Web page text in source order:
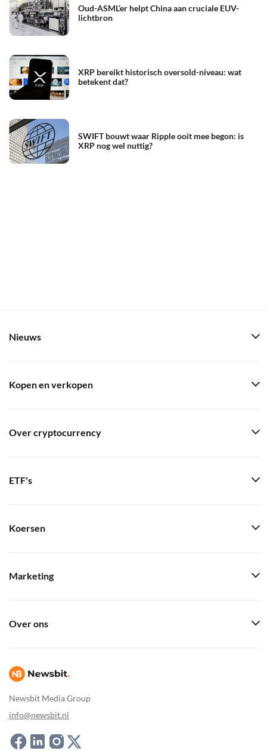
Oud-ASML’er helpt China aan cruciale EUV-
lichtbron
XRP bereikt historisch oversold-niveau: wat
betekent dat?
SWIFT bouwt waar Ripple ooit mee begon: is
XRP nog wel nuttig?
Newsbit Media Group
info@newsbit.nl
Nieuws
Kopen en verkopen
Over cryptocurrency
ETF's
Koersen
Marketing
Over ons